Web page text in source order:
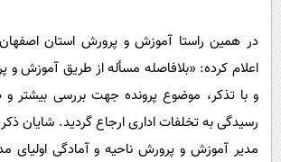
سیاست خارجی
در همین راستا آموزش و پرورش استان اصفهان
اعلام کرده: «بلافاصله مسأله از طریق آموزش و
و با تذکر، موضوع پرونده جهت بررسی بیشتر
رسیدگی به تخلفات اداری ارجاع گردید. شایان
مدیر آموزش و پرورش ناحیه و آمادگی